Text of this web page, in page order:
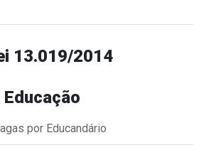
13.019/2014
por Educandário